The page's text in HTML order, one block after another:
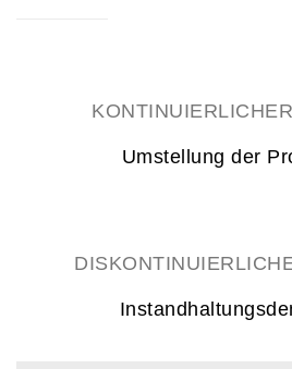
KONTINUIERLICHER
Umstellung der